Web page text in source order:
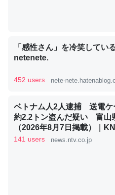
昆虫ってカルシウム少ないの
コオロギのカルシウム分はエ
論文では「淡水はカルシウム
利だから両方が拮抗してるの
いる鋏角類（カブトガニ・ウ
ずキチンを強化してる筈だが
─ニュース :: 【研究発表】昆虫学
「感性さん」を冷笑してい
netenete.
452 users nete-
ベトナム人2人逮捕 送電ケ
約2.2トン盗んだ疑い 富山
（2026年8月7日掲載）｜
NEWS NNN
141 users news.ntv.co.jp